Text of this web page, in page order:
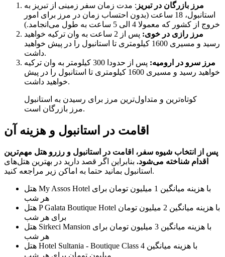
مرز بازرگان در تبریز : مدت زمان سفر زمینی از تبریز به
استانبول، 18 ساعت (بدون احتساب زمان در مرز برای امور
خروج از کشور که معمولا 4 الی 5 ساعت به طول می‌انجامد.)
مرز رازی در خوی:
پس از 2 ساعت به وان ترکیه خواهید
رسید و مسیری 1600 کیلومتری تا استانبول را در پیش خواهید
داشت.
مرز سرو در ارومیه:
پس از حدودا 300 کیلومتر به وان ترکیه
خواهید رسید و مسیری 1600 کیلومتری تا استانبول را در پیش
خواهید داشت.
کوتاه‌ترین و متداول‌ترین مرز برای رسیدن به استانبول
مرز بازرگان است.
اقامت در استانبول و هزینه آن
پس از انتخاب شیوه سفر، اقامت در استانبول و رزرو هتل مهم‌ترین
اقدام شناخته می‌شود. بنابراین اگر قصد دارید در بهترین هتل‌های
استانبول بمانید حتما به اماکن زیر مراجعه کنید.
هتل My Assos Hotel با هزینه میانگین 1 میلیون تومان برای
هر شب
هتل P Galata Boutique Hotel با هزینه میانگین 2 میلیون تومان
برای هر شب
هتل Sirkeci Mansion با هزینه میانگین 3 میلیون تومان برای
هر شب
هتل Hotel Sultania - Boutique Class با هزینه میانگین 4